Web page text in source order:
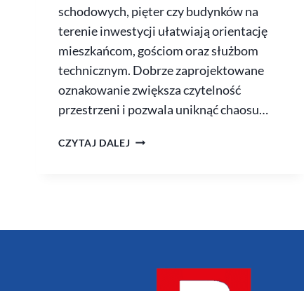
schodowych, pięter czy budynków na
terenie inwestycji ułatwiają orientację
mieszkańcom, gościom oraz służbom
technicznym. Dobrze zaprojektowane
oznakowanie zwiększa czytelność
przestrzeni i pozwala uniknąć chaosu…
CZYTAJ DALEJ